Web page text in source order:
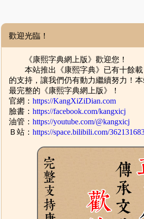
歡迎光臨！
《康熙字典網上版》歡迎您！
本站推出《康熙字典》已有十餘載
的支持，讓我們仍有動力繼續努力！
最完整的《康熙字典網上版》！
官網：https://KangXiZiDian.com
臉書：https://facebook.com/kangxicj
油管：https://youtube.com/@kangxicj
Ｂ站：https://space.bilibili.com/